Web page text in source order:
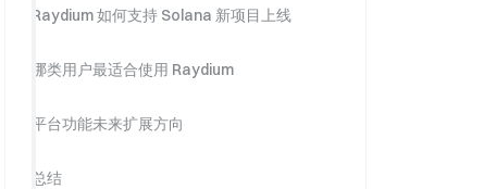
Raydium 如何支持 Solana 新项目上线
哪类用户最适合使用 Raydium
平台功能未来扩展方向
总结